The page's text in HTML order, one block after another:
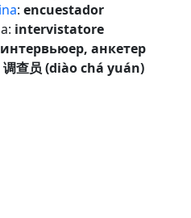
: encuestador
intervistatore
интервьюер, анкетер
调查员 (diào chá yuán)